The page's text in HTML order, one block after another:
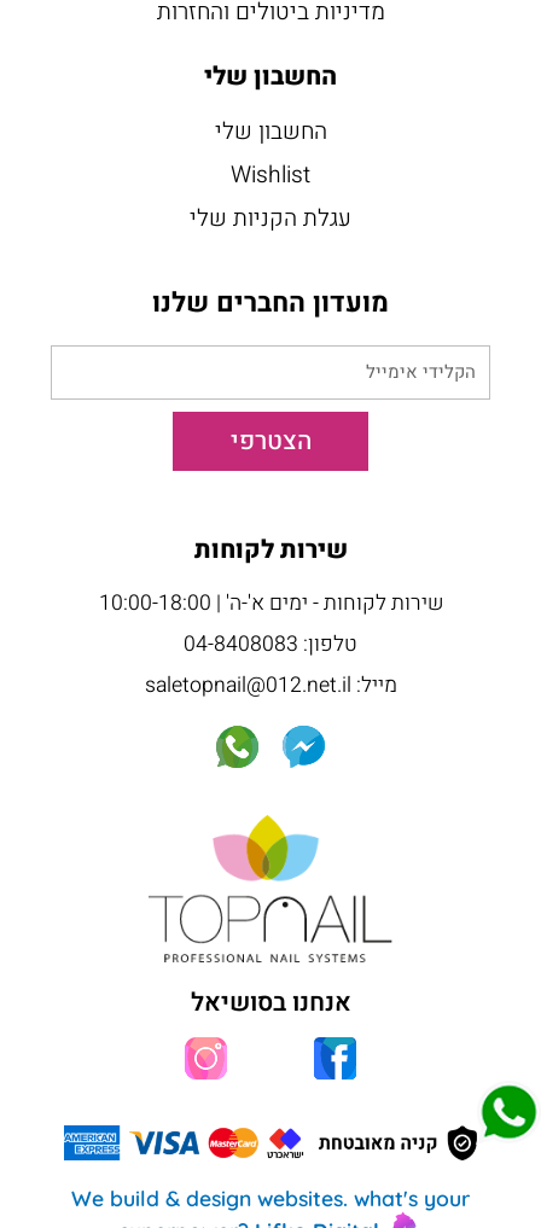
מדיניות ביטולים והחזרות
החשבון שלי
החשבון שלי
Wishlist
עגלת הקניות שלי
מועדון החברים שלנו
הקלידי
אימייל
הצטרפי
שירות לקוחות
שירות לקוחות - ימים א'-ה' | 10:00-18:00
טלפון: 04-8408083
מייל: saletopnail@012.net.il
אנחנו בסושיאל
We build & design websites. what's your